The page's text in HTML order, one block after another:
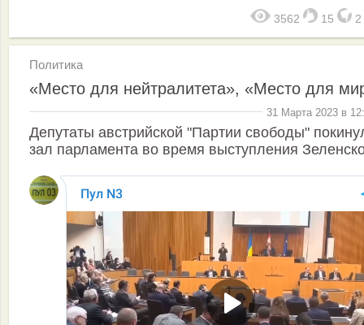
3562 15 2
Политика
«Место для нейтралитета», «Место для
31 Марта 2023 в
Депутаты австрийской "Партии свободы"
зал парламента во время выступления